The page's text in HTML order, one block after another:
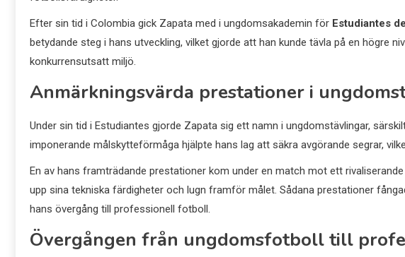
Efter sin tid i Colombia gick Zapata med i ungdomsakademin för Estudiantes
betydande steg i hans utveckling, vilket gjorde att han kunde tävla på en högre
konkurrensutsatt miljö.
Anmärkningsvärda prestationer i
Under sin tid i Estudiantes gjorde Zapata sig ett namn i ungdomstävlingar,
imponerande målskytteförmåga hjälpte hans lag att säkra avgörande segrar,
En av hans framträdande prestationer kom under en match mot ett
upp sina tekniska färdigheter och lugn framför målet. Sådana prestationer
hans övergång till professionell fotboll.
Övergången från ungdomsfotboll till